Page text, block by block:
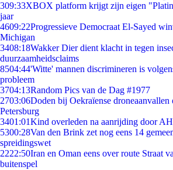
309:33XBOX platform krijgt zijn eigen
jaar
4609:22Progressieve Democraat El-Sayed
Michigan
3408:18Wakker Dier dient klacht in tegen
duurzaamheidsclaims
8504:44'Witte' mannen discrimineren is
probleem
3704:13Random Pics van de Dag #1977
2703:06Doden bij Oekraïense
Petersburg
3401:01Kind overleden na aanrijding door
5300:28Van den Brink zet nog eens 14
spreidingswet
2222:50Iran en Oman eens over route Straat
buitenspel